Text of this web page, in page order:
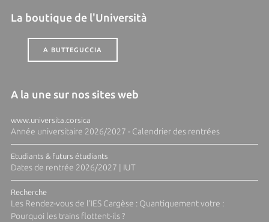
La boutique de l'Università
A BUTTEGUCCIA
A la une sur nos sites web
www.universita.corsica
Année universitaire 2026/2027 - Calendrier des rentrées
Etudiants & futurs étudiants
Dates de rentrée 2026/2027 | IUT
Recherche
Les Rendez-vous de l'IES Cargèse : Quantiquement votre :
Pourquoi les trains flottent-ils ?